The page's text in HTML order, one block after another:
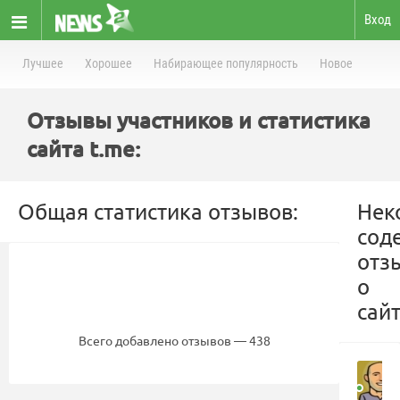
Вход
Лучшее Хорошее Набирающее популярность Новое
Отзывы участников и статистика
сайта t.me:
Общая статистика отзывов:
Всего добавлено отзывов — 438
о